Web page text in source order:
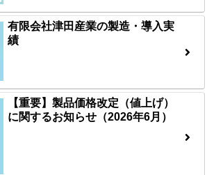
有限会社津田産業の製造・導入実
績
【重要】製品価格改定（値上げ）
に関するお知らせ（2026年6月）